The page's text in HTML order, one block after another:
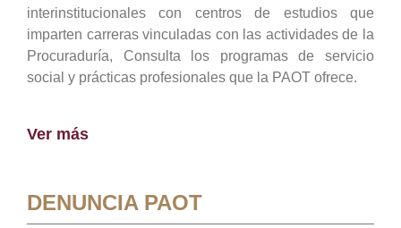
interinstitucionales con centros de estudios que
imparten carreras vinculadas con las actividades de la
Procuraduría, Consulta los programas de servicio
social y prácticas profesionales que la PAOT ofrece.
Ver más
DENUNCIA PAOT